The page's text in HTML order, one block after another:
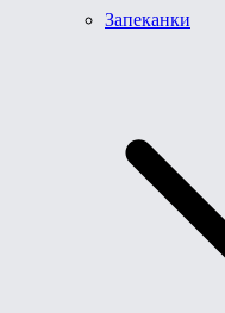
Запеканки